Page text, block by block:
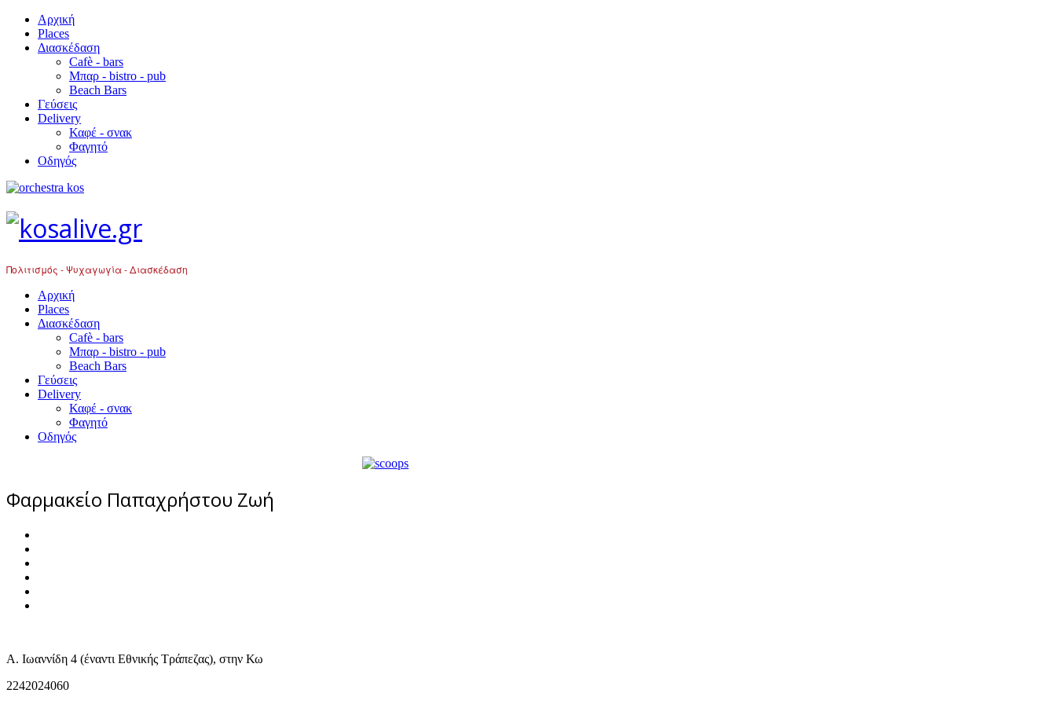
Αρχική
Places
Διασκέδαση
Cafè - bars
Μπαρ - bistro - pub
Beach Bars
Γεύσεις
Delivery
Καφέ - σνακ
Φαγητό
Οδηγός
Πολιτισμός - Ψυχαγωγία - Διασκέδαση
Αρχική
Places
Διασκέδαση
Cafè - bars
Μπαρ - bistro - pub
Beach Bars
Γεύσεις
Delivery
Καφέ - σνακ
Φαγητό
Οδηγός
Φαρμακείο Παπαχρήστου Ζωή
Α. Ιωαννίδη 4 (έναντι Εθνικής Τράπεζας), στην Κω
2242024060